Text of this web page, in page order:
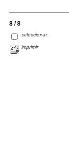
8 / 8
seleccionar
imprimir